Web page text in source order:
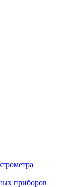
приборов